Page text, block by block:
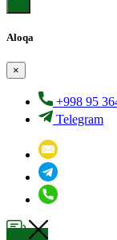
Aloqa
×
+998 95
Telegram